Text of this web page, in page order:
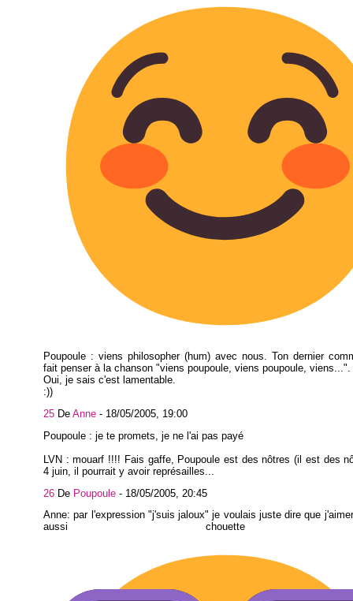
Poupoule : viens philosopher (hum) avec nous. Ton dernier
fait penser à la chanson "viens poupoule, viens poupoule, viens...".
Oui, je sais c'est lamentable.
:))
25 De Anne - 18/05/2005, 19:00
Poupoule : je te promets, je ne l'ai pas payé
LVN : mouarf !!!! Fais gaffe, Poupoule est des nôtres (il est des
4 juin, il pourrait y avoir représailles...
26 De Poupoule - 18/05/2005, 20:45
Anne: par l'expression "j'suis jaloux" je voulais juste dire que
aussi chouette